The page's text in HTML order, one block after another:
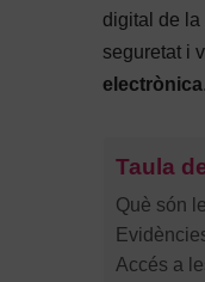
digital de la
seguretat i
electrònica.
Taula
Què són
Accés a